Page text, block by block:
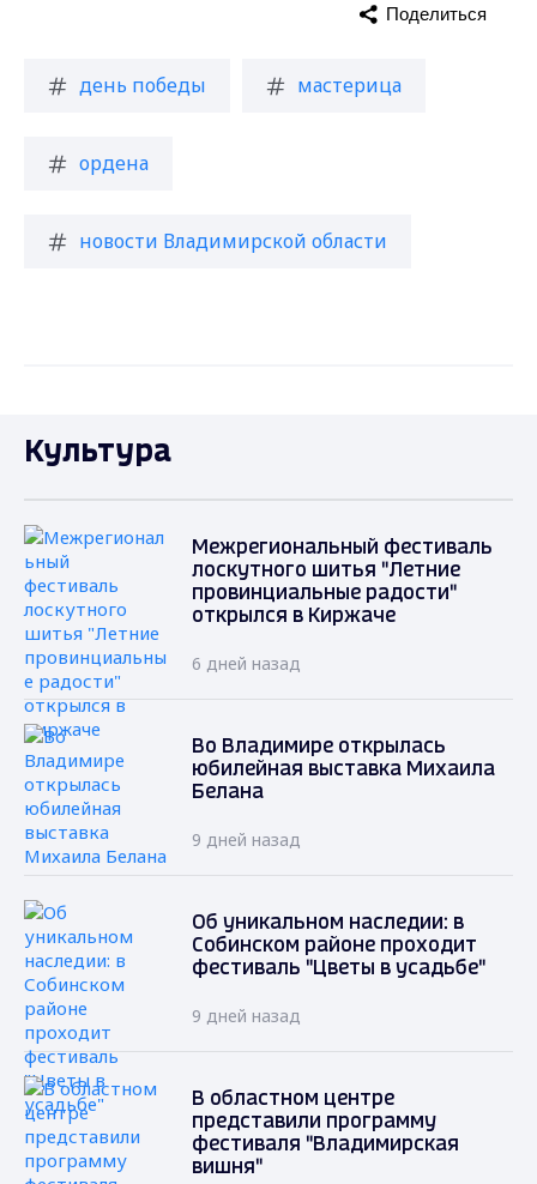
день победы мастерица
ордена
новости Владимирской области
Поделиться
Культура
Межрегиональный фестиваль
лоскутного шитья "Летние
провинциальные радости"
открылся в Киржаче
6 дней назад
Во Владимире открылась
юбилейная выставка Михаила
Белана
9 дней назад
Об уникальном наследии: в
Собинском районе проходит
фестиваль "Цветы в усадьбе"
9 дней назад
В областном центре
представили программу
фестиваля "Владимирская
вишня"